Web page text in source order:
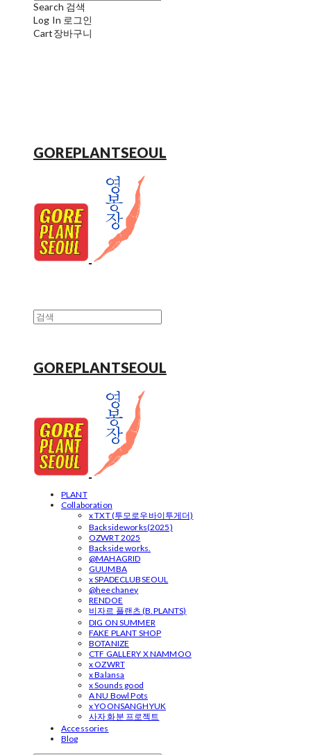
Search 검색
Log In 로그인
Cart장바구니
GOREPLANTSEOUL
GOREPLANTSEOUL
PLANT
Collaboration
x TXT (투모로우바이투게더)
Backsideworks(2025)
OZWRT 2025
Backside works.
@MAHAGRID
GUUMBA
x SPADECLUBSEOUL
@heechaney
RENDOE
비자르 플랜츠 (B.PLANTS)
DIG ON SUMMER
FAKE PLANT SHOP
BOTANIZE
CTF GALLERY X NAMMOO
x OZWRT
x Balansa
x Sounds good
A NU Bowl Pots
x YOONSANGHYUK
사자 화분 프로젝트
Accessories
Blog